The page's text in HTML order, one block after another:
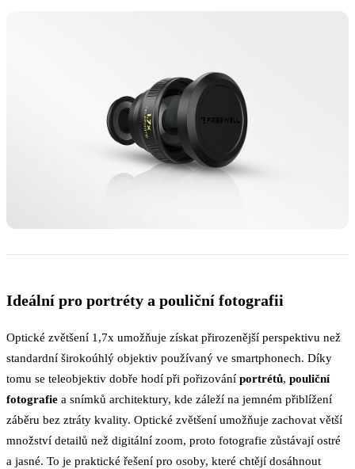
Ideální pro portréty a pouliční fotografii
Optické zvětšení 1,7x umožňuje získat přirozenější perspektivu než
standardní širokoúhlý objektiv používaný ve smartphonech. Díky
tomu se teleobjektiv dobře hodí při pořizování portrétů, pouliční
fotografie a snímků architektury, kde záleží na jemném přiblížení
záběru bez ztráty kvality. Optické zvětšení umožňuje zachovat větší
množství detailů než digitální zoom, proto fotografie zůstávají ostré
a jasné. To je praktické řešení pro osoby, které chtějí dosáhnout